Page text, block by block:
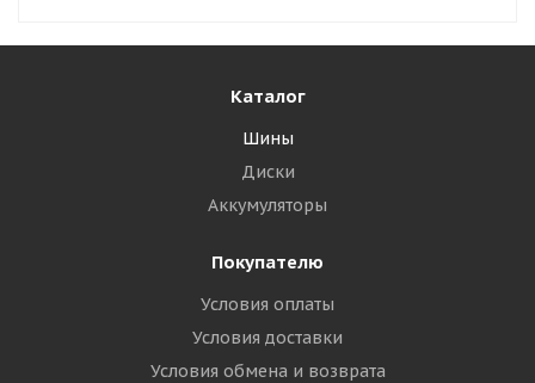
Каталог
Шины
Диски
Аккумуляторы
Покупателю
Условия оплаты
Условия доставки
Условия обмена и возврата